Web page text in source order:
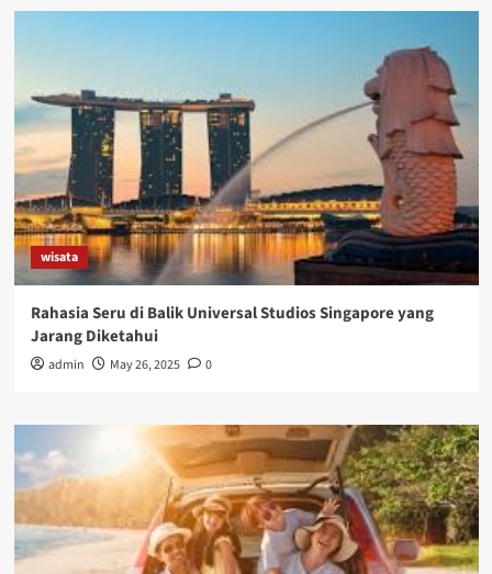
wisata
Rahasia Seru di Balik Universal Studios Singapore yang
Jarang Diketahui
admin May 26, 2025 0